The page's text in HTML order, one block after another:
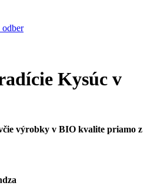
odber
Kysúc v
výrobky v BIO kvalite priamo z